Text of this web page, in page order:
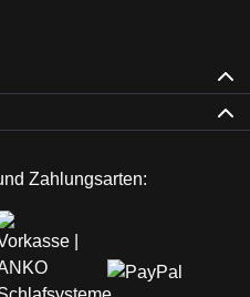
Zahlungsarten: